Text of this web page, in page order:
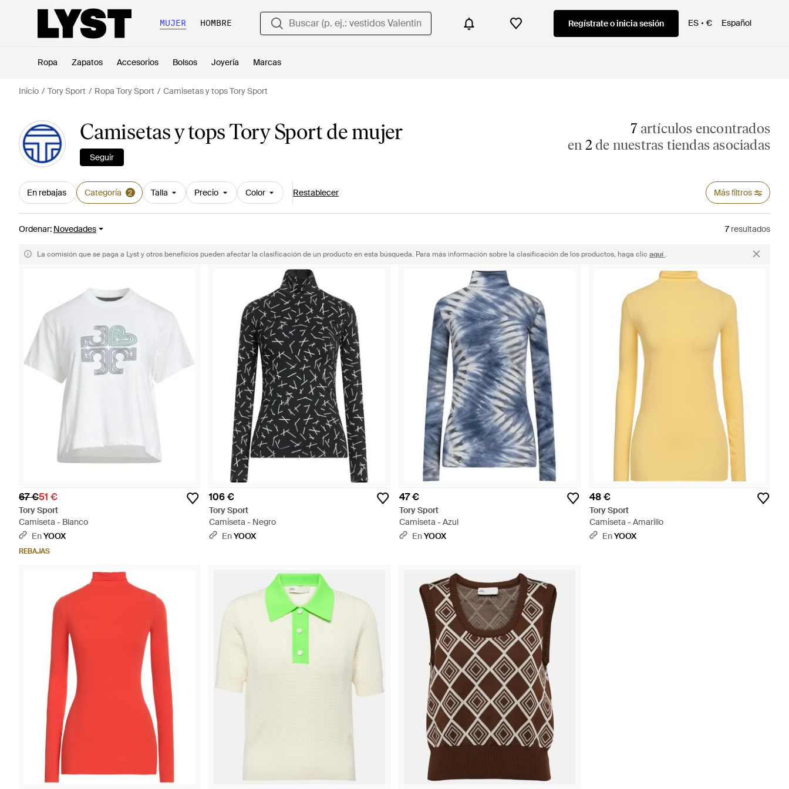
MUJER HOMBRE Regístrate o inicia sesión ES € Español
Ropa Zapatos Accesorios Bolsos Joyería Marcas
Inicio Tory Sport Ropa Tory Sport Camisetas y tops Tory Sport
Camisetas y tops Tory Sport de mujer
Seguir
7 artículos encontrados
en 2 de nuestras tiendas asociadas
En rebajas Categoría 2 Talla Precio Color Restablecer Más filtros
Ordenar: Novedades 7resultados
La comisión que se paga a Lyst y otros beneficios pueden afectar la clasificación de un producto en esta búsqueda. Para más información sobre la clasificación de los productos, haga clic aquí.
67 €51 €
Tory Sport
Camiseta - Blanco
EnYOOX
REBAJAS
106 €
Tory Sport
Camiseta - Negro
EnYOOX
47 €
Tory Sport
Camiseta - Azul
EnYOOX
48 €
Tory Sport
Camiseta - Amarillo
EnYOOX